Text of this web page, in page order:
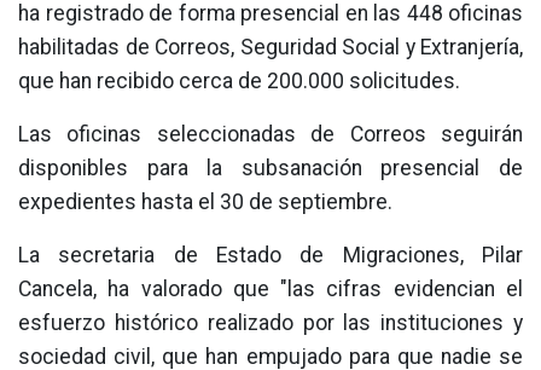
ha registrado de forma presencial en las 448 oficinas
habilitadas de Correos, Seguridad Social y Extranjería,
que han recibido cerca de 200.000 solicitudes.
Las oficinas seleccionadas de Correos seguirán
disponibles para la subsanación presencial de
expedientes hasta el 30 de septiembre.
La secretaria de Estado de Migraciones, Pilar
Cancela, ha valorado que "las cifras evidencian el
esfuerzo histórico realizado por las instituciones y
sociedad civil, que han empujado para que nadie se